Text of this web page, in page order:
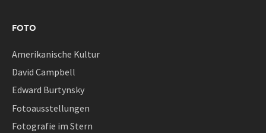
FOTO
Amerikanische Kultur
David Campbell
Edward Burtynsky
Fotoausstellungen
Fotografie im Stern